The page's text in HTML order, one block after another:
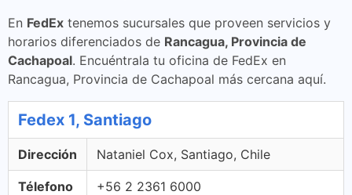
En FedEx tenemos sucursales que proveen servicios y
horarios diferenciados de Rancagua, Provincia de
Cachapoal. Encuéntrala tu oficina de FedEx en
Rancagua, Provincia de Cachapoal más cercana aquí.
Fedex 1, Santiago
Dirección Nataniel Cox, Santiago, Chile
Télefono +56 2 2361 6000